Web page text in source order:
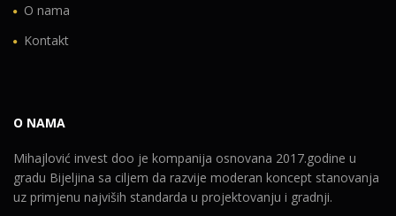
O nama
Kontakt
O NAMA
Mihajlović invest doo je kompanija osnovana 2017.godine u
gradu Bijeljina sa ciljem da razvije moderan koncept stanovanja
uz primjenu najviših standarda u projektovanju i gradnji.